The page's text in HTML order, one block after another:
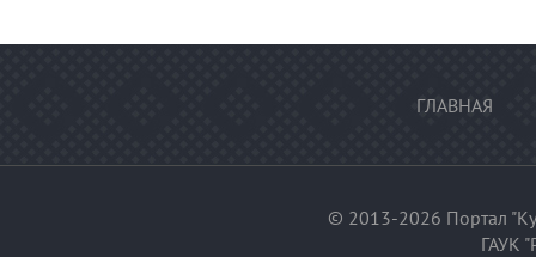
ГЛАВНАЯ
© 2013-2026 Портал
ГАУК